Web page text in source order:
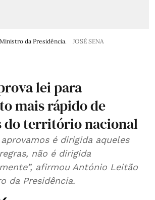
da Presidência.
JOSÉ SENA
lei para
mais rápido de
do território nacional
é dirigida aqueles
não é dirigida
afirmou António Leitão
da Presidência.